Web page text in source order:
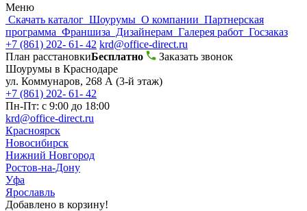
Меню
Скачать каталог Шоурумы О компании Партнерская
программа Франшиза Дизайнерам Галерея работ Госзаказ
+7 (861) 202- 61- 42 krd@office-direct.ru
План расстановкиБесплатно
Заказать звонок
Шоурумы в Краснодаре
ул. Коммунаров, 268 А (3-й этаж)
+7 (861) 202- 61- 42
Пн-Пт: с 9:00 до 18:00
krd@office-direct.ru
Красноярск
Новосибирск
Нижний Новгород
Ростов-на-Дону
Уфа
Ярославль
Добавлено в корзину!